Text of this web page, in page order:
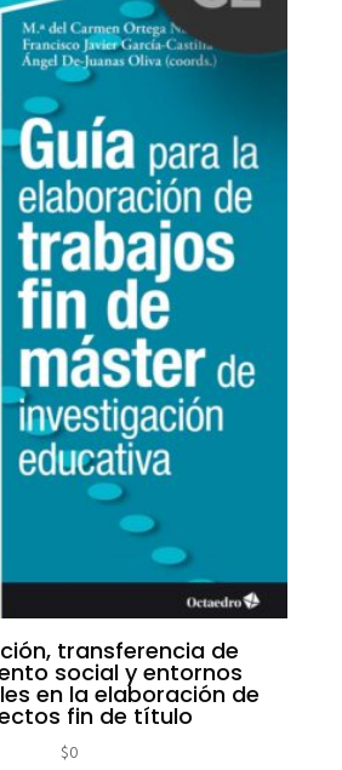
transferencia de
social y entornos
en la elaboración de
fin de título
$0